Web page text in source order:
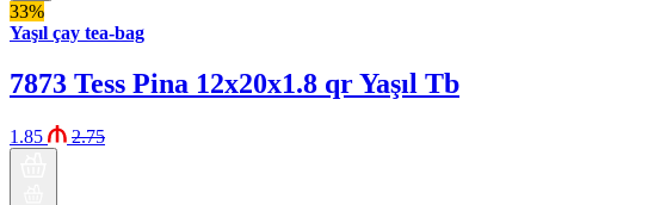
33%
Yaşıl çay tea-bag
7873 Tess Pina 12x20x1.8 qr Yaşıl Tb
1.85 2.75